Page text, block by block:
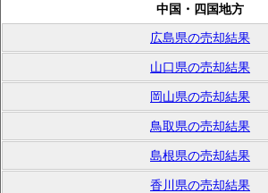
中国・四国地方
広島県の売却結果
山口県の売却結果
岡山県の売却結果
鳥取県の売却結果
島根県の売却結果
香川県の売却結果